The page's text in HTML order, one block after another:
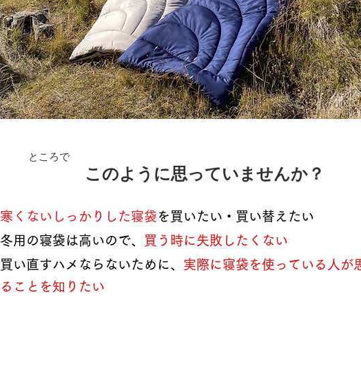
このように思っていませんか？
ところで
​​寒くないしっかりした寝袋 を買いたい・買い替えたい
冬用の寝袋は高いので、
買う時に失敗したくない
買い直すハメならないために、 実際に寝袋を使っている人が
ることを知りたい